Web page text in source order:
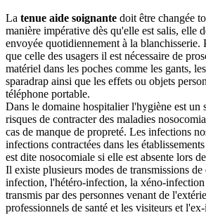
La tenue aide soignante doit être changée
manière impérative dès qu'elle est salis, elle
envoyée quotidiennement à la blanchisserie.
que celle des usagers il est nécessaire de
matériel dans les poches comme les gants,
sparadrap ainsi que les effets ou objets
téléphone portable.
Dans le domaine hospitalier l'hygiène est un
risques de contracter des maladies
cas de manque de propreté. Les infections
infections contractées dans les
est dite nosocomiale si elle est absente lors
Il existe plusieurs modes de transmissions
infection, l'hétéro-infection, la xéno-infection
transmis par des personnes venant de
professionnels de santé et les visiteurs et